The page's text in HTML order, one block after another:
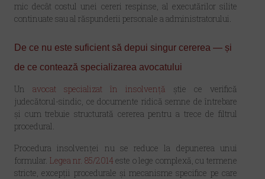
mic decât costul unei cereri respinse, al executărilor silite
continuate sau al răspunderii personale a administratorului.
De ce nu este suficient să depui singur cererea — și
de ce contează specializarea avocatului
Un avocat specializat în insolvență știe ce verifică
judecătorul-sindic, ce documente ridică semne de întrebare
și cum trebuie structurată cererea pentru a trece de filtrul
procedural.
Procedura insolvenței nu se reduce la depunerea unui
formular. Legea nr. 85/2014 este o lege complexă, cu termene
stricte, excepții procedurale și mecanisme specifice pe care